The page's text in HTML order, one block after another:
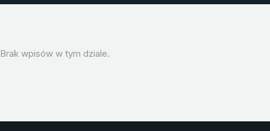
Brak wpisów w tym dziale.